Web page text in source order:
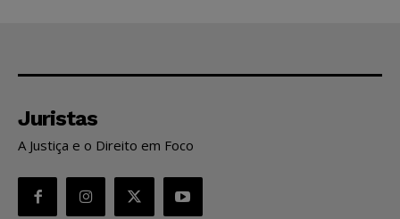
Juristas
A Justiça e o Direito em Foco